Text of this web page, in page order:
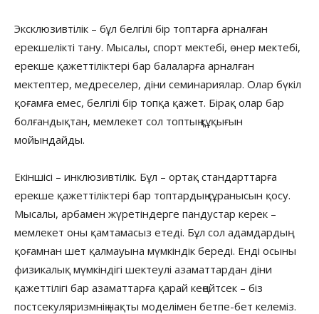
Эксклюзивтілік – бұл белгілі бір топтарға арналған
ерекшелікті тану. Мысалы, спорт мектебі, өнер мектебі,
ерекше қажеттіліктері бар балаларға арналған
мектептер, медреселер, діни семинариялар. Олар бүкіл
қоғамға емес, белгілі бір топқа қажет. Бірақ олар бар
болғандықтан, мемлекет сол топтың құқығын
мойындайды.
Екіншісі – инклюзивтілік. Бұл – ортақ стандарттарға
ерекше қажеттіліктері бар топтардың сұранысын қосу.
Мысалы, арбамен жүретіндерге пандустар керек –
мемлекет оны қамтамасыз етеді. Бұл сол адамдардың
қоғамнан шет қалмауына мүмкіндік береді. Енді осыны
физикалық мүмкіндігі шектеулі азаматтардан діни
қажеттілігі бар азаматтарға қарай кеңейтсек – біз
постсекуляризмнің нақты моделімен бетпе-бет келеміз.